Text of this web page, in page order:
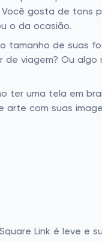
gosta de tons
o da ocasião.
tamanho de suas
viagem? Ou
ter uma tela em
arte com suas
Link é leve